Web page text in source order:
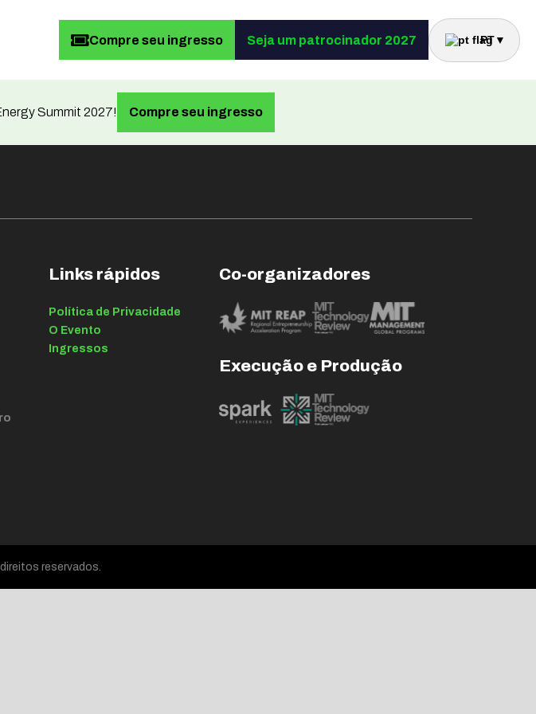
Compre seu ingresso Seja um patrocinador 2027 PT▼
Summit 2027! Compre seu ingresso
Links rápidos
Política de Privacidade
O Evento
Ingressos
Co-organizadores
Execução e Produção
reservados.